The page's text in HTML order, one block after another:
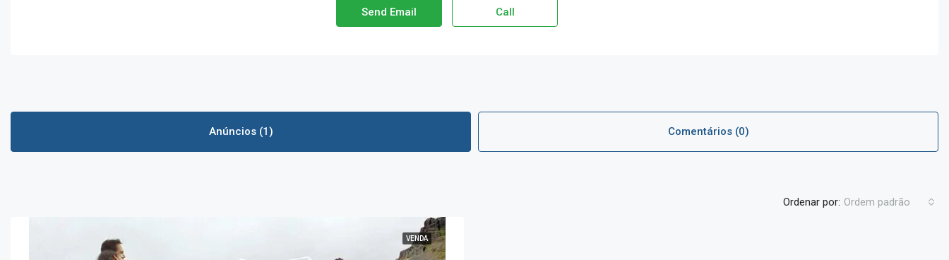
Send Email Call
Anúncios (1) Comentários (0)
Ordenar por: Ordem padrão
VENDA